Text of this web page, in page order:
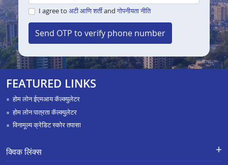
I agree to अटी आणि शर्तीand गोपनीयता नीति
Send OTP to verify phone number
FEATURED LINKS
होम लोन ईएमआय कॅल्क्युलेटर
होम लोन पात्रता कॅल्क्युलेटर
विनामूल्य क्रेडिट स्कोर तपासा
क्विक लिंक्स